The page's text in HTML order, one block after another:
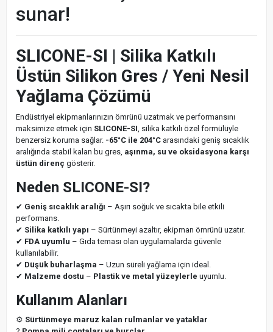
sunar!
SLICONE-SI | Silika Katkılı
Üstün Silikon Gres / Yeni Nesil
Yağlama Çözümü
Endüstriyel ekipmanlarınızın ömrünü uzatmak ve performansını
maksimize etmek için SLICONE-SI, silika katkılı özel formülüyle
benzersiz koruma sağlar. -65°C ile 204°C arasındaki geniş sıcaklık
aralığında stabil kalan bu gres, aşınma, su ve oksidasyona karşı
üstün direnç gösterir.
Neden SLICONE-SI?
✔ Geniş sıcaklık aralığı – Aşırı soğuk ve sıcakta bile etkili
performans.
✔ Silika katkılı yapı – Sürtünmeyi azaltır, ekipman ömrünü uzatır.
✔ FDA uyumlu – Gıda teması olan uygulamalarda güvenle
kullanılabilir.
✔ Düşük buharlaşma – Uzun süreli yağlama için ideal.
✔ Malzeme dostu – Plastik ve metal yüzeylerle uyumlu.
Kullanım Alanları
⚙ Sürtünmeye maruz kalan rulmanlar ve yataklar